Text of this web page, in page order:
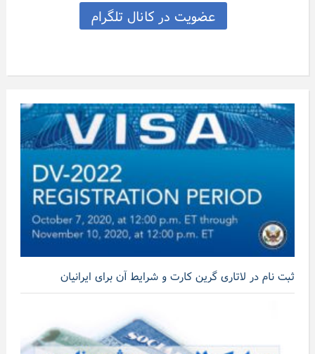
عضویت در کانال تلگرام
ثبت نام در لاتاری گرین کارت و شرایط آن برای ایرانیان